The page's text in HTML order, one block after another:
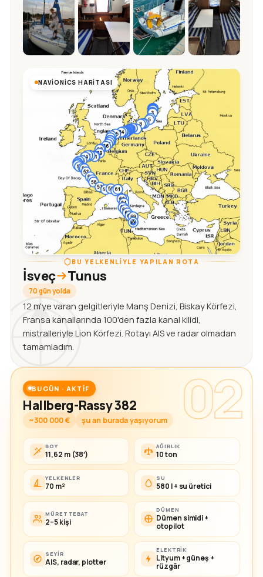
NAVIONICS HARITASI
BU YELKENLIYLE YAPILAN ROTA
İsveç Tunus
70 gün yolda
12 m'ye varan gelgitleriyle Manş Denizi, Biskay Körfezi,
Fransa kanallarında 100'den fazla kanal kilidi,
mistralleriyle Lion Körfezi. Rotayı AIS ve radar olmadan
tamamladım.
02
BUGÜN · AKTIF
Hallberg-Rassy 382
~300 000 € şu an burada yaşıyorum
BOY
11,62 m (38′)
AĞIRLIK
10 ton
YELKENLER
70 m²
SU
580 l + su üretici
MÜRETTEBAT
2–5 kişi
DÜMEN
Dümen simidi +
otopilot
SEYIR
AIS, radar, plotter
ELEKTRIK
Lityum + güneş +
rüzgâr